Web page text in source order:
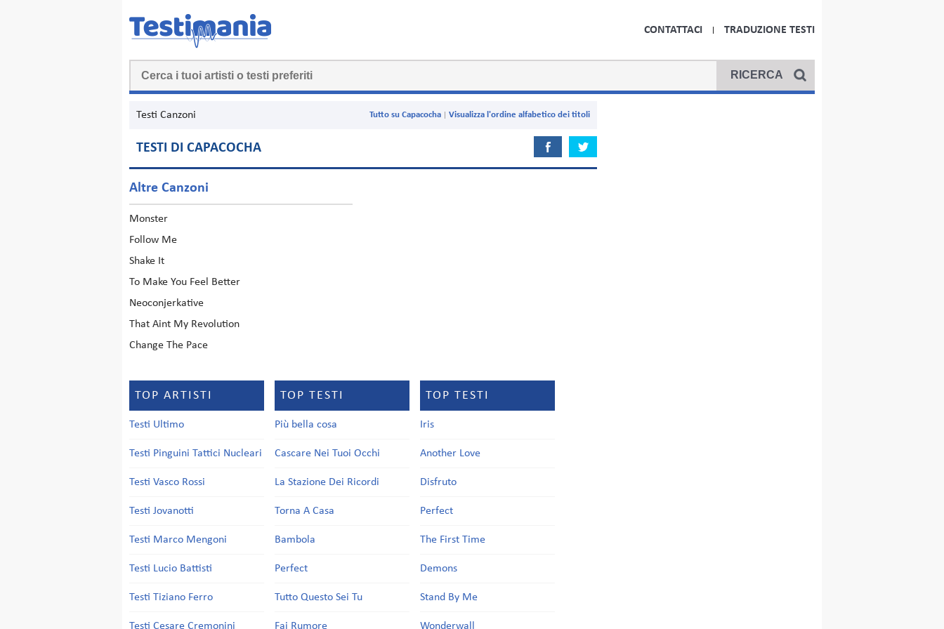
CONTATTACI TRADUZIONE TESTI
Testi Canzoni Visualizza l'ordine alfabetico dei titoli
Tutto su Capacocha
TESTI DI CAPACOCHA
Altre Canzoni
Monster
Follow Me
Shake It
To Make You Feel Better
Neoconjerkative
That Aint My Revolution
Change The Pace
TOP ARTISTI
Testi Ultimo
Testi Pinguini Tattici Nucleari
Testi Vasco Rossi
Testi Jovanotti
Testi Marco Mengoni
Testi Lucio Battisti
Testi Tiziano Ferro
Testi Cesare Cremonini
TOP TESTI
Più bella cosa
Cascare Nei Tuoi Occhi
La Stazione Dei Ricordi
Torna A Casa
Bambola
Perfect
Tutto Questo Sei Tu
Fai Rumore
TOP TESTI
Iris
Another Love
Disfruto
Perfect
The First Time
Demons
Stand By Me
Wonderwall